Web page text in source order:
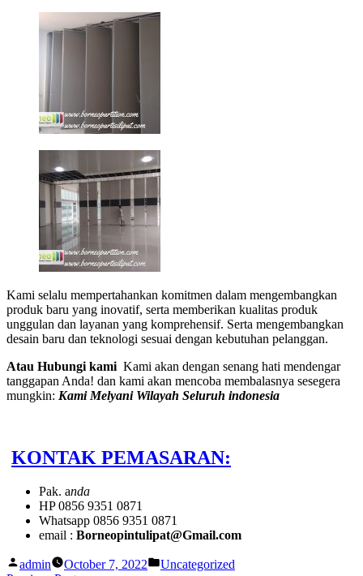
Kami selalu mempertahankan komitmen dalam mengembangkan
produk baru yang inovatif, serta memberikan kualitas produk
unggulan dan layanan yang komprehensif. Serta mengembangkan
desain baru dan teknologi sesuai dengan kebutuhan pelanggan.
Atau Hubungi kami Kami akan dengan senang hati mendengar
tanggapan Anda! dan kami akan mencoba membalasnya sesegera
mungkin: Kami Melyani Wilayah Seluruh indonesia
KONTAK PEMASARAN:
Pak. anda
HP 0856 9351 0871
Whatsapp 0856 9351 0871
email : Borneopintulipat@Gmail.com
Posted
admin October 7, 2022
Posted
Uncategorized